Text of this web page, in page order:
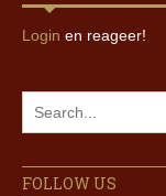
Login en reageer!
FOLLOW US